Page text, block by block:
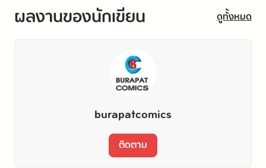
ผลงานของนักเขียน ดูทั้งหมด
burapatcomics
ติดตาม